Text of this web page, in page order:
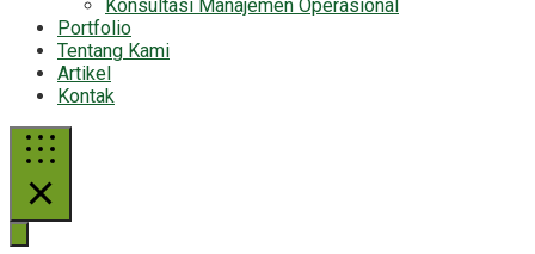
Konsultasi Manajemen Operasional
Portfolio
Tentang Kami
Artikel
Kontak